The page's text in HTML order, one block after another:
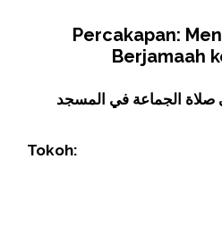
Percakapan:
Berjamaah
صلاة الجماعة في المسجد
Tokoh: